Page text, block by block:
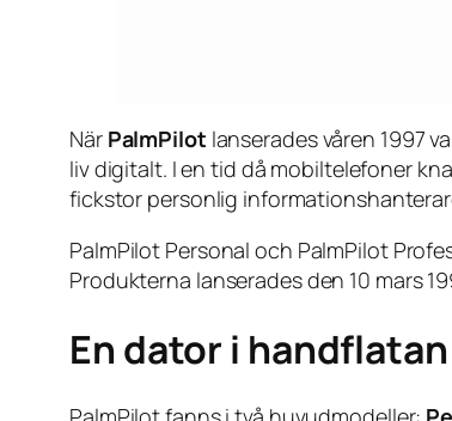
När PalmPilot lanserades våren 1997
liv digitalt. I en tid då mobiltelefoner
fickstor personlig
PalmPilot Personal och PalmPilot
Produkterna lanserades den 10 mars
En dator i handflatan